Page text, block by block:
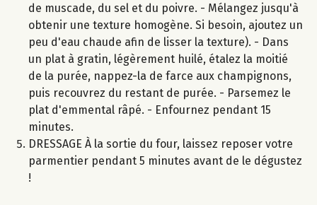
de muscade, du sel et du poivre. - Mélangez jusqu'à
obtenir une texture homogène. Si besoin, ajoutez un
peu d'eau chaude afin de lisser la texture). - Dans
un plat à gratin, légèrement huilé, étalez la moitié
de la purée, nappez-la de farce aux champignons,
puis recouvrez du restant de purée. - Parsemez le
plat d'emmental râpé. - Enfournez pendant 15
minutes.
DRESSAGE À la sortie du four, laissez reposer votre
parmentier pendant 5 minutes avant de le dégustez
!